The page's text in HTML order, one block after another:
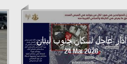
اذار عاجل لسكان جنوب لبنان
24 Mar 2026